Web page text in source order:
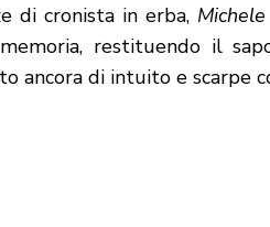
di cronista in erba,
restituendo il
ancora di intuito e scarpe